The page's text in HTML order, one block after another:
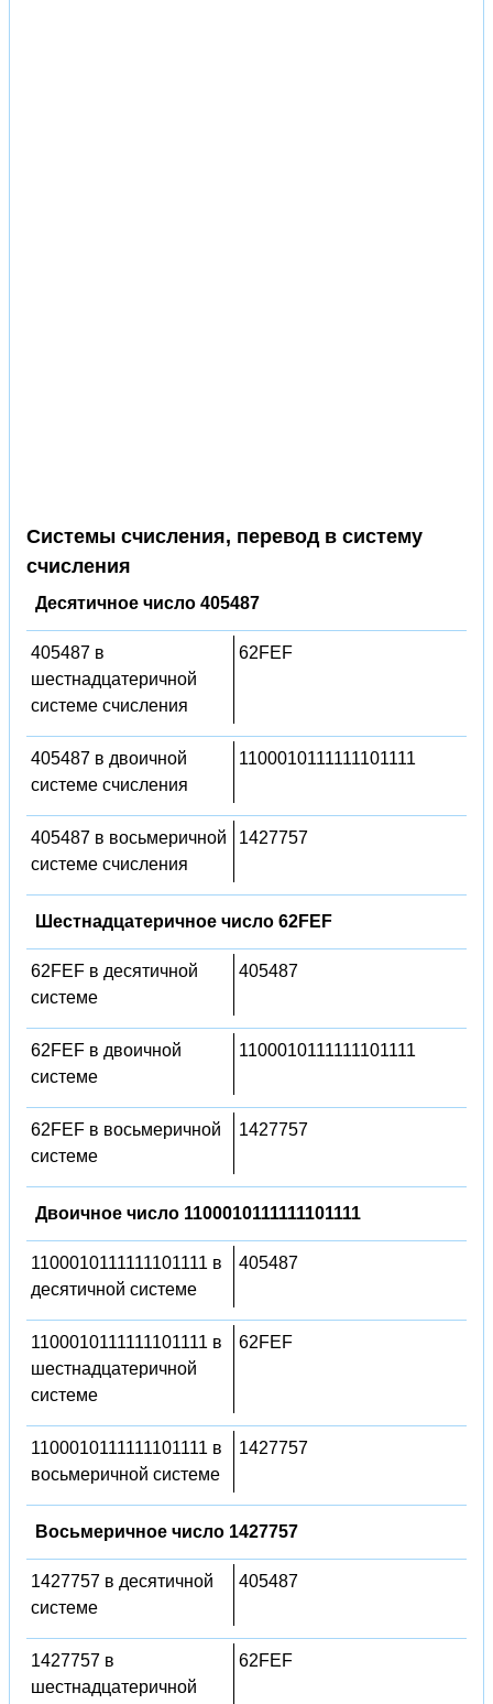
Системы счисления, перевод в систему
счисления
Десятичное число 405487
405487 в
шестнадцатеричной
системе счисления
62FEF
405487 в двоичной
системе счисления
1100010111111101111
405487 в восьмеричной
системе счисления
1427757
Шестнадцатеричное число 62FEF
62FEF в десятичной
системе
405487
62FEF в двоичной
системе
1100010111111101111
62FEF в восьмеричной
системе
1427757
Двоичное число 1100010111111101111
1100010111111101111 в
десятичной системе
405487
1100010111111101111 в
шестнадцатеричной
системе
62FEF
1100010111111101111 в
восьмеричной системе
1427757
Восьмеричное число 1427757
1427757 в десятичной
системе
405487
1427757 в
шестнадцатеричной
62FEF